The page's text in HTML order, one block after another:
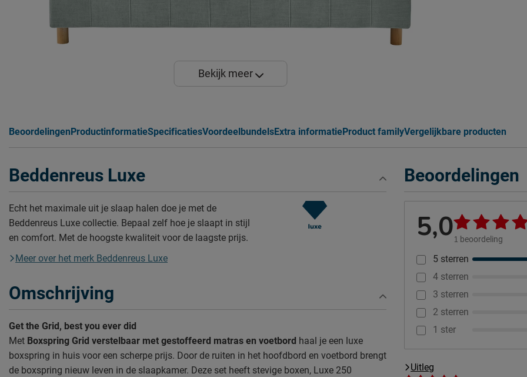
Bekijk meer
Beoordelingen ProductinformatieSpecificatiesVoordeelbundelsExtra informatieProduct familyVergelijkbare producten
Beoordelingen
5,01 beoordeling
5 sterren
4 sterren
3 sterren
2 sterren
1 ster
Uitleg
Beddenreus Luxe
Echt het maximale uit je slaap halen doe je met de
Beddenreus Luxe collectie. Bepaal zelf hoe je slaapt in stijl
en comfort. Met de hoogste kwaliteit voor de laagste prijs.
Meer over het merk Beddenreus Luxe
Omschrijving
Get the Grid, best you ever did
Met Boxspring Grid verstelbaar met gestoffeerd matras en voetbord haal je een luxe
boxspring in huis voor een scherpe prijs. Door de ruiten in het hoofdbord en voetbord brengt
de boxspring nieuw leven in de slaapkamer. Deze set heeft stevige boxen, Luxe 250